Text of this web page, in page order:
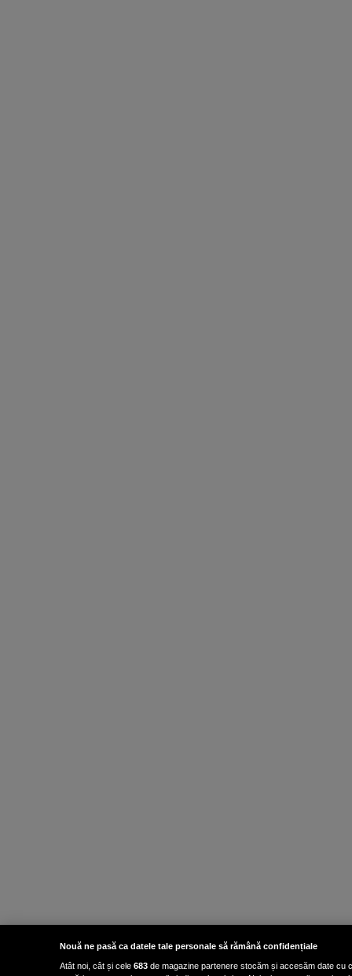
Nouă ne pasă ca datele tale personale să rămână confidențiale
Atât noi, cât și cele 683 de magazine partenere stocăm și accesăm date cu